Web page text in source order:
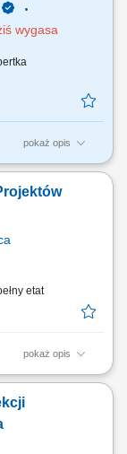
wygasa
pokaż opis
rozwiązań
z
nadzorze nad
etat
pokaż opis
ze środków
Kontrola
rachunkowym.